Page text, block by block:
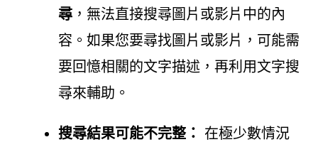
尋，無法直接搜尋圖片或影片中的內
容。如果您要尋找圖片或影片，可能需
要回憶相關的文字描述，再利用文字搜
尋來輔助。
搜尋結果可能不完整：
在極少數情況